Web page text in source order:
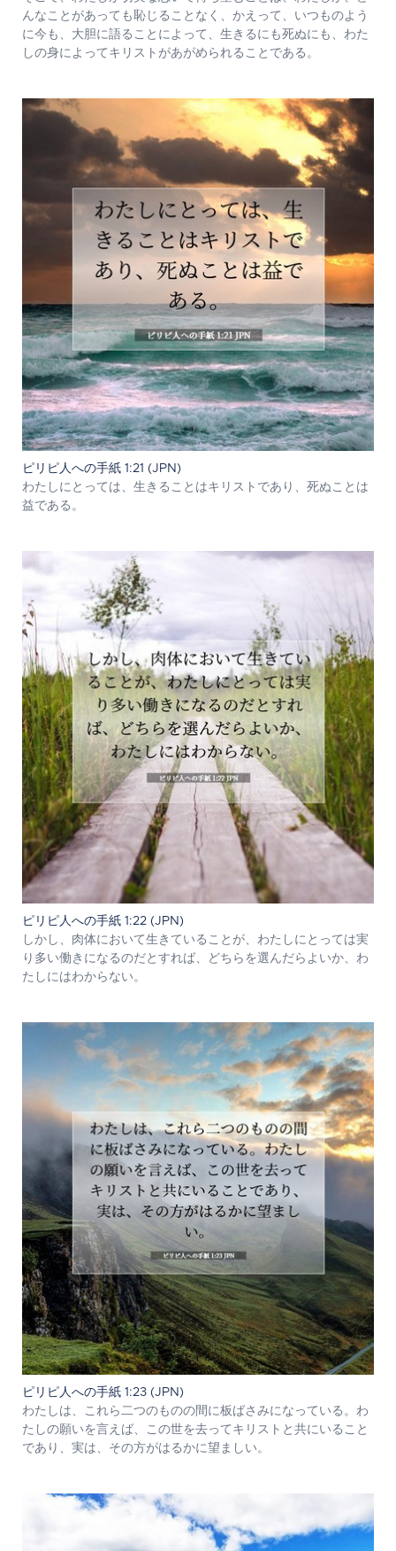
んなことがあっても恥じることなく、かえって、いつものよう
に今も、大胆に語ることによって、生きるにも死ぬにも、わた
しの身によってキリストがあがめられることである。
ピリピ人への手紙 1:21 (JPN)
わたしにとっては、生きることはキリストであり、死ぬことは
益である。
ピリピ人への手紙 1:22 (JPN)
しかし、肉体において生きていることが、わたしにとっては実
り多い働きになるのだとすれば、どちらを選んだらよいか、わ
たしにはわからない。
ピリピ人への手紙 1:23 (JPN)
わたしは、これら二つのものの間に板ばさみになっている。わ
たしの願いを言えば、この世を去ってキリストと共にいること
であり、実は、その方がはるかに望ましい。